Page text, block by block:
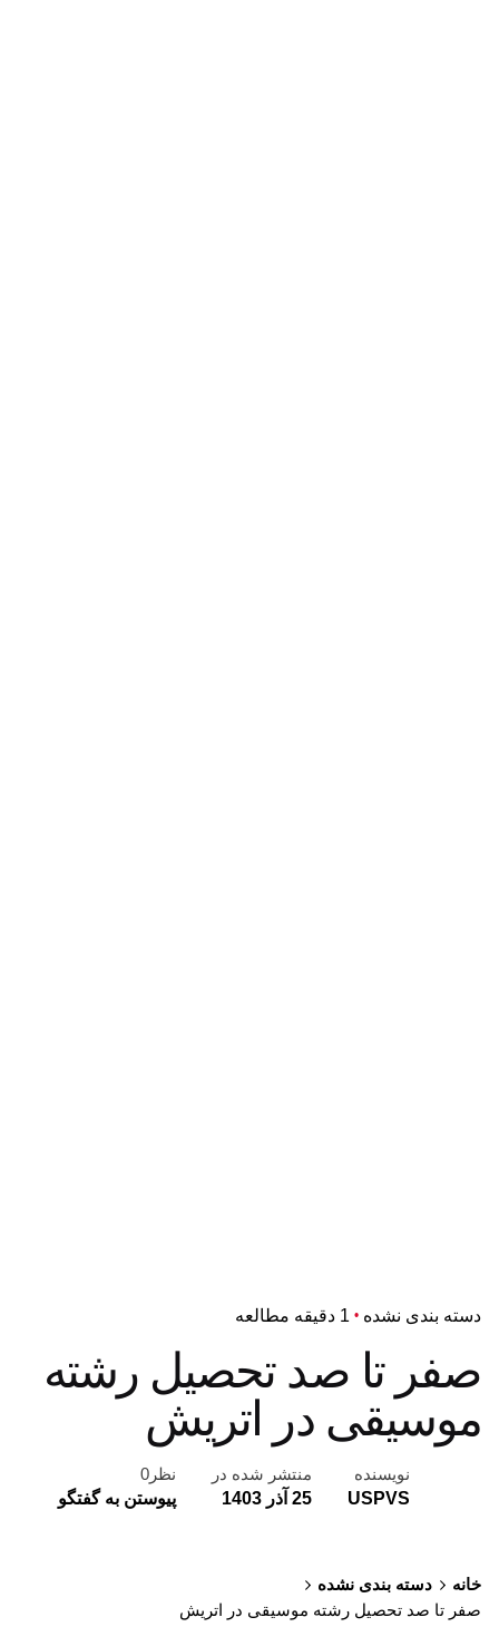
دسته بندی نشده 1 دقیقه مطالعه
صفر تا صد تحصیل رشته
موسیقی در اتریش
نویسنده
USPVS
منتشر شده در
25 آذر 1403
نظر0
پیوستن به گفتگو
خانه
دسته بندی نشده
صفر تا صد تحصیل رشته موسیقی در اتریش